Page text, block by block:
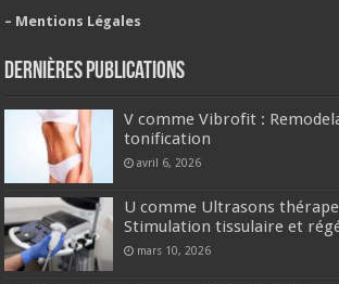
– Mentions Légales
Dernières publications
V comme Vibrofit :
tonification
avril 6, 2026
U comme Ultrasons
Stimulation tissulaire et
mars 10, 2026